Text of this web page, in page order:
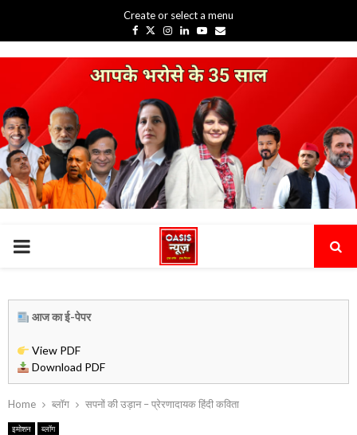
Create or select a menu
Facebook
TwitterInstagram
Linkedin
Youtube
Email
PRIMARY
Home ब्लॉग सपनों की उड़ान – प्रेरणादायक हिंदी कविता
इमोशन ब्लॉग
आज का ई-पेपर
View PDF
Download PDF